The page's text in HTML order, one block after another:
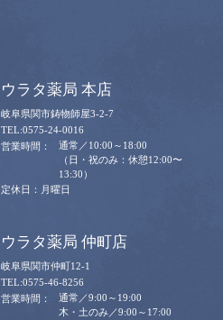
ウラタ薬局 本店
岐阜県関市鋳物師屋3-2-7
0575-24-0016
通常／10:00～18:00
（日・祝のみ：休憩12:00〜
13:30）
月曜日
ウラタ薬局 仲町店
岐阜県関市仲町12-1
0575-46-8256
通常／9:00～19:00
木・土のみ／9:00～17:00